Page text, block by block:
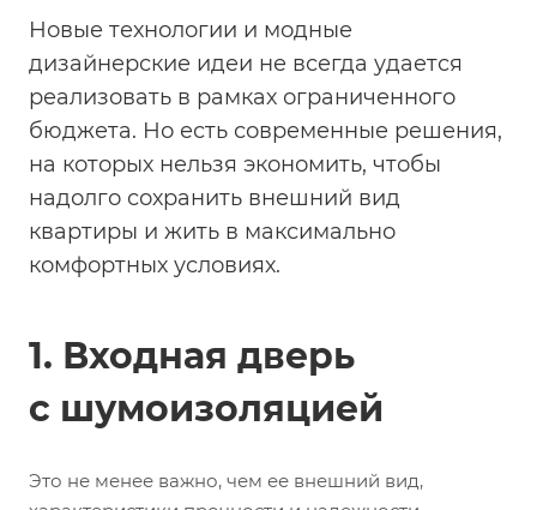
Новые технологии и модные
дизайнерские идеи не всегда удается
реализовать в рамках ограниченного
бюджета. Но есть современные решения,
на которых нельзя экономить, чтобы
надолго сохранить внешний вид
квартиры и жить в максимально
комфортных условиях.
1. Входная дверь
с шумоизоляцией
Это не менее важно, чем ее внешний вид,